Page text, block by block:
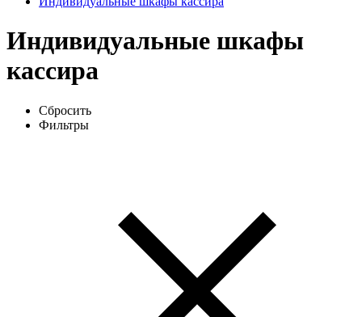
Индивидуальные шкафы
кассира
Сбросить
Фильтры